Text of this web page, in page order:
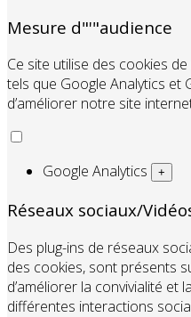
Mesure d"'"audience
Ce site utilise des cookies de
tels que Google Analytics et
d’améliorer notre site
Google Analytics +
Réseaux sociaux/
Des plug-ins de réseaux
des cookies, sont présents
d’améliorer la convivialité et
différentes interactions